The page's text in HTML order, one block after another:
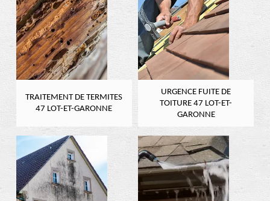
TRAITEMENT DE TERMITES
47 LOT-ET-GARONNE
URGENCE FUITE DE
TOITURE 47 LOT-ET-
GARONNE